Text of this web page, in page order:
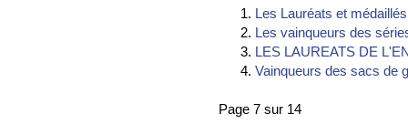
Les Lauréats et médaillés
Les vainqueurs des
LES LAUREATS DE
Vainqueurs des sacs de
Page 7 sur 14